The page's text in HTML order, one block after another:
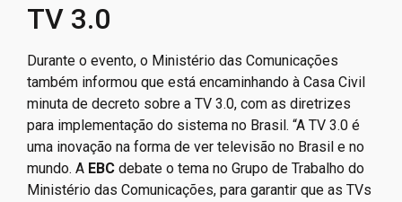
TV 3.0
Durante o evento, o Ministério das Comunicações
também informou que está encaminhando à Casa Civil
minuta de decreto sobre a TV 3.0, com as diretrizes
para implementação do sistema no Brasil. “A TV 3.0 é
uma inovação na forma de ver televisão no Brasil e no
mundo. A EBC debate o tema no Grupo de Trabalho do
Ministério das Comunicações, para garantir que as TVs